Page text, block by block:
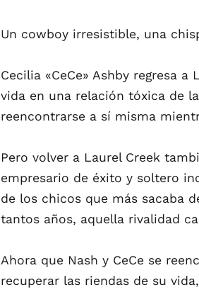
Un cowboy irresistible, una
Cecilia «CeCe» Ashby regresa
vida en una relación tóxica de
reencontrarse a sí misma
Pero volver a Laurel Creek
empresario de éxito y soltero
de los chicos que más sacaba
tantos años, aquella rivalidad
Ahora que Nash y CeCe se
recuperar las riendas de su